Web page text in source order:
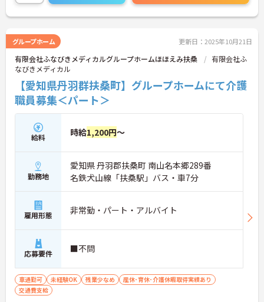
グループホーム 更新日：2025年10月21日
有限会社ふなびきメディカルグループホームほほえみ扶桑
有限会社ふ
なびきメディカル
【愛知県丹羽群扶桑町】グループホームにて介護
職員募集＜パート＞
給料 時給1,200円～
勤務地
愛知県 丹羽郡扶桑町 南山名本郷289番
名鉄犬山線「扶桑駅」バス・車7分
雇用形態 非常勤・パート・アルバイト
応募要件 ■不問
車通勤可 未経験OK 残業少なめ
産休･育休･介護休暇取得実績あり
交通費支給